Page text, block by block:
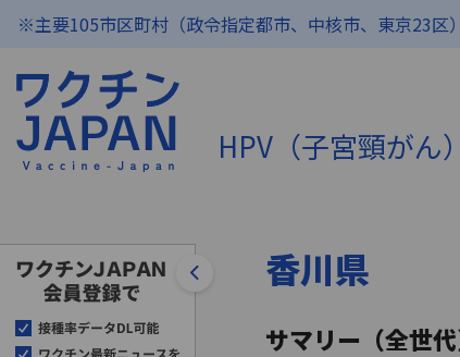
※主要105市区町村（政令指定都市、中核市、東京23区
HPV（子宮頸がん
香川県
サマリー（全世代